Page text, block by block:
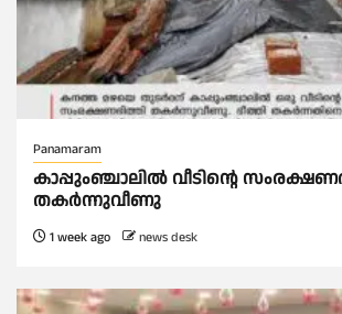
Panamaram
കാപ്പുംഞ്ചാലിൽ വീടിൻ്റെ
തകർന്നുവീണു
1 week ago news desk